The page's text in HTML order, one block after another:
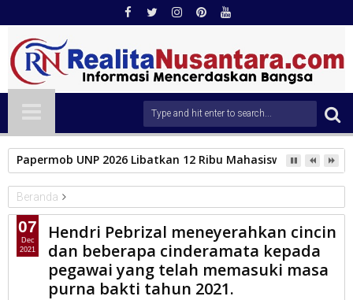
Papermob UNP 2026 Libatkan 12 Ribu Mahasiswa Baru,
Beranda
PERUMDA
Hendri Pebrizal meneyerahkan cincin dan beberapa cinderamata
kepada pegawai yang telah memasuki masa purna bakti tahun
Hendri Pebrizal meneyerahkan cincin
dan beberapa cinderamata kepada
pegawai yang telah memasuki masa
purna bakti tahun 2021.
07
Dec
2021